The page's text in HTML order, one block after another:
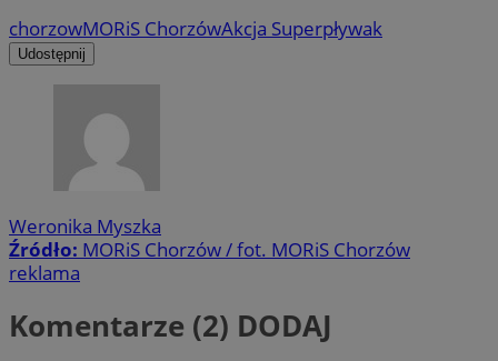
chorzowMORiS ChorzówAkcja Superpływak
Udostępnij
Weronika Myszka
Źródło: MORiS Chorzów / fot. MORiS Chorzów
reklama
Komentarze (2) DODAJ